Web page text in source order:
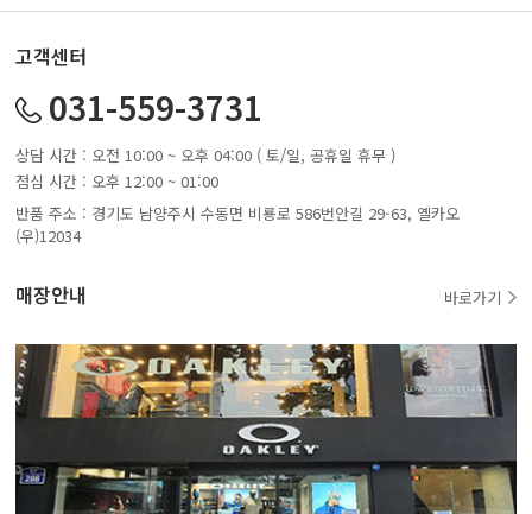
고객센터
031-559-3731
상담 시간 : 오전 10:00 ~ 오후 04:00 ( 토/일, 공휴일 휴무 )
점심 시간 : 오후 12:00 ~ 01:00
반품 주소 : 경기도 남양주시 수동면 비룡로 586번안길 29-63, 옐카오
(우)12034
매장안내 바로가기